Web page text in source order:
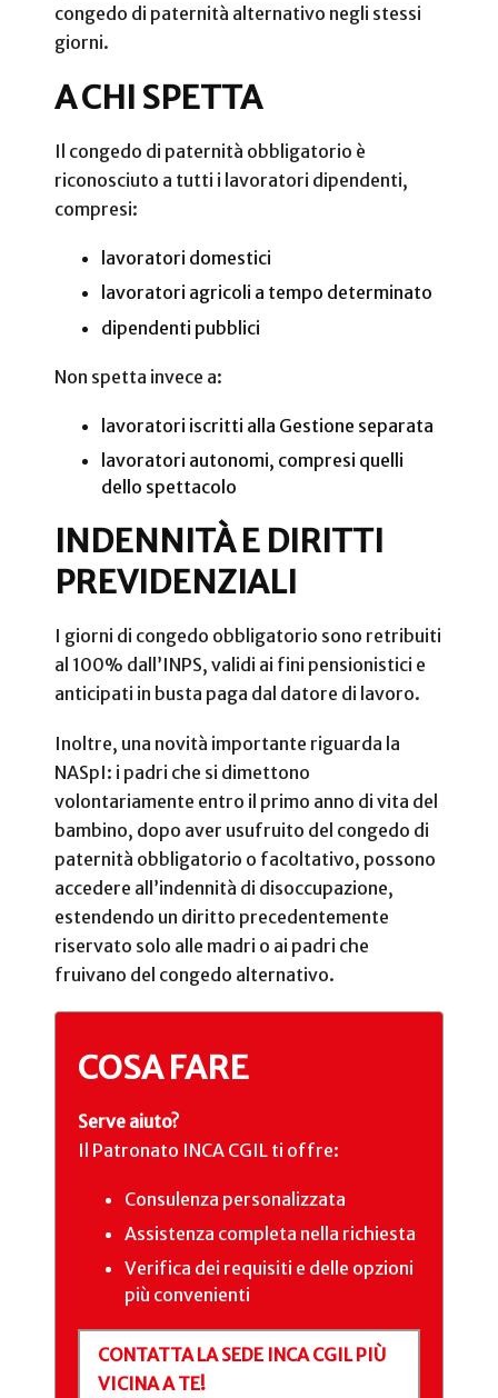
congedo di paternità alternativo negli stessi
giorni.
A CHI SPETTA
Il congedo di paternità obbligatorio è
riconosciuto a tutti i lavoratori dipendenti,
compresi:
lavoratori domestici
lavoratori agricoli a tempo determinato
dipendenti pubblici
Non spetta invece a:
lavoratori iscritti alla Gestione separata
lavoratori autonomi, compresi quelli
dello spettacolo
INDENNITÀ E DIRITTI
PREVIDENZIALI
I giorni di congedo obbligatorio sono retribuiti
al 100% dall’INPS, validi ai fini pensionistici e
anticipati in busta paga dal datore di lavoro.
Inoltre, una novità importante riguarda la
NASpI: i padri che si dimettono
volontariamente entro il primo anno di vita del
bambino, dopo aver usufruito del congedo di
paternità obbligatorio o facoltativo, possono
accedere all’indennità di disoccupazione,
estendendo un diritto precedentemente
riservato solo alle madri o ai padri che
fruivano del congedo alternativo.
COSA FARE
Serve aiuto?
Il Patronato INCA CGIL ti offre:
Consulenza personalizzata
Assistenza completa nella richiesta
Verifica dei requisiti e delle opzioni
più convenienti
CONTATTA LA SEDE INCA CGIL PIÙ
VICINA A TE!